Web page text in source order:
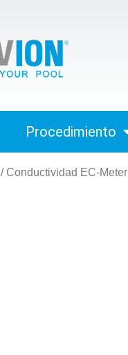
Procedimiento
/ Conductividad EC-Meter